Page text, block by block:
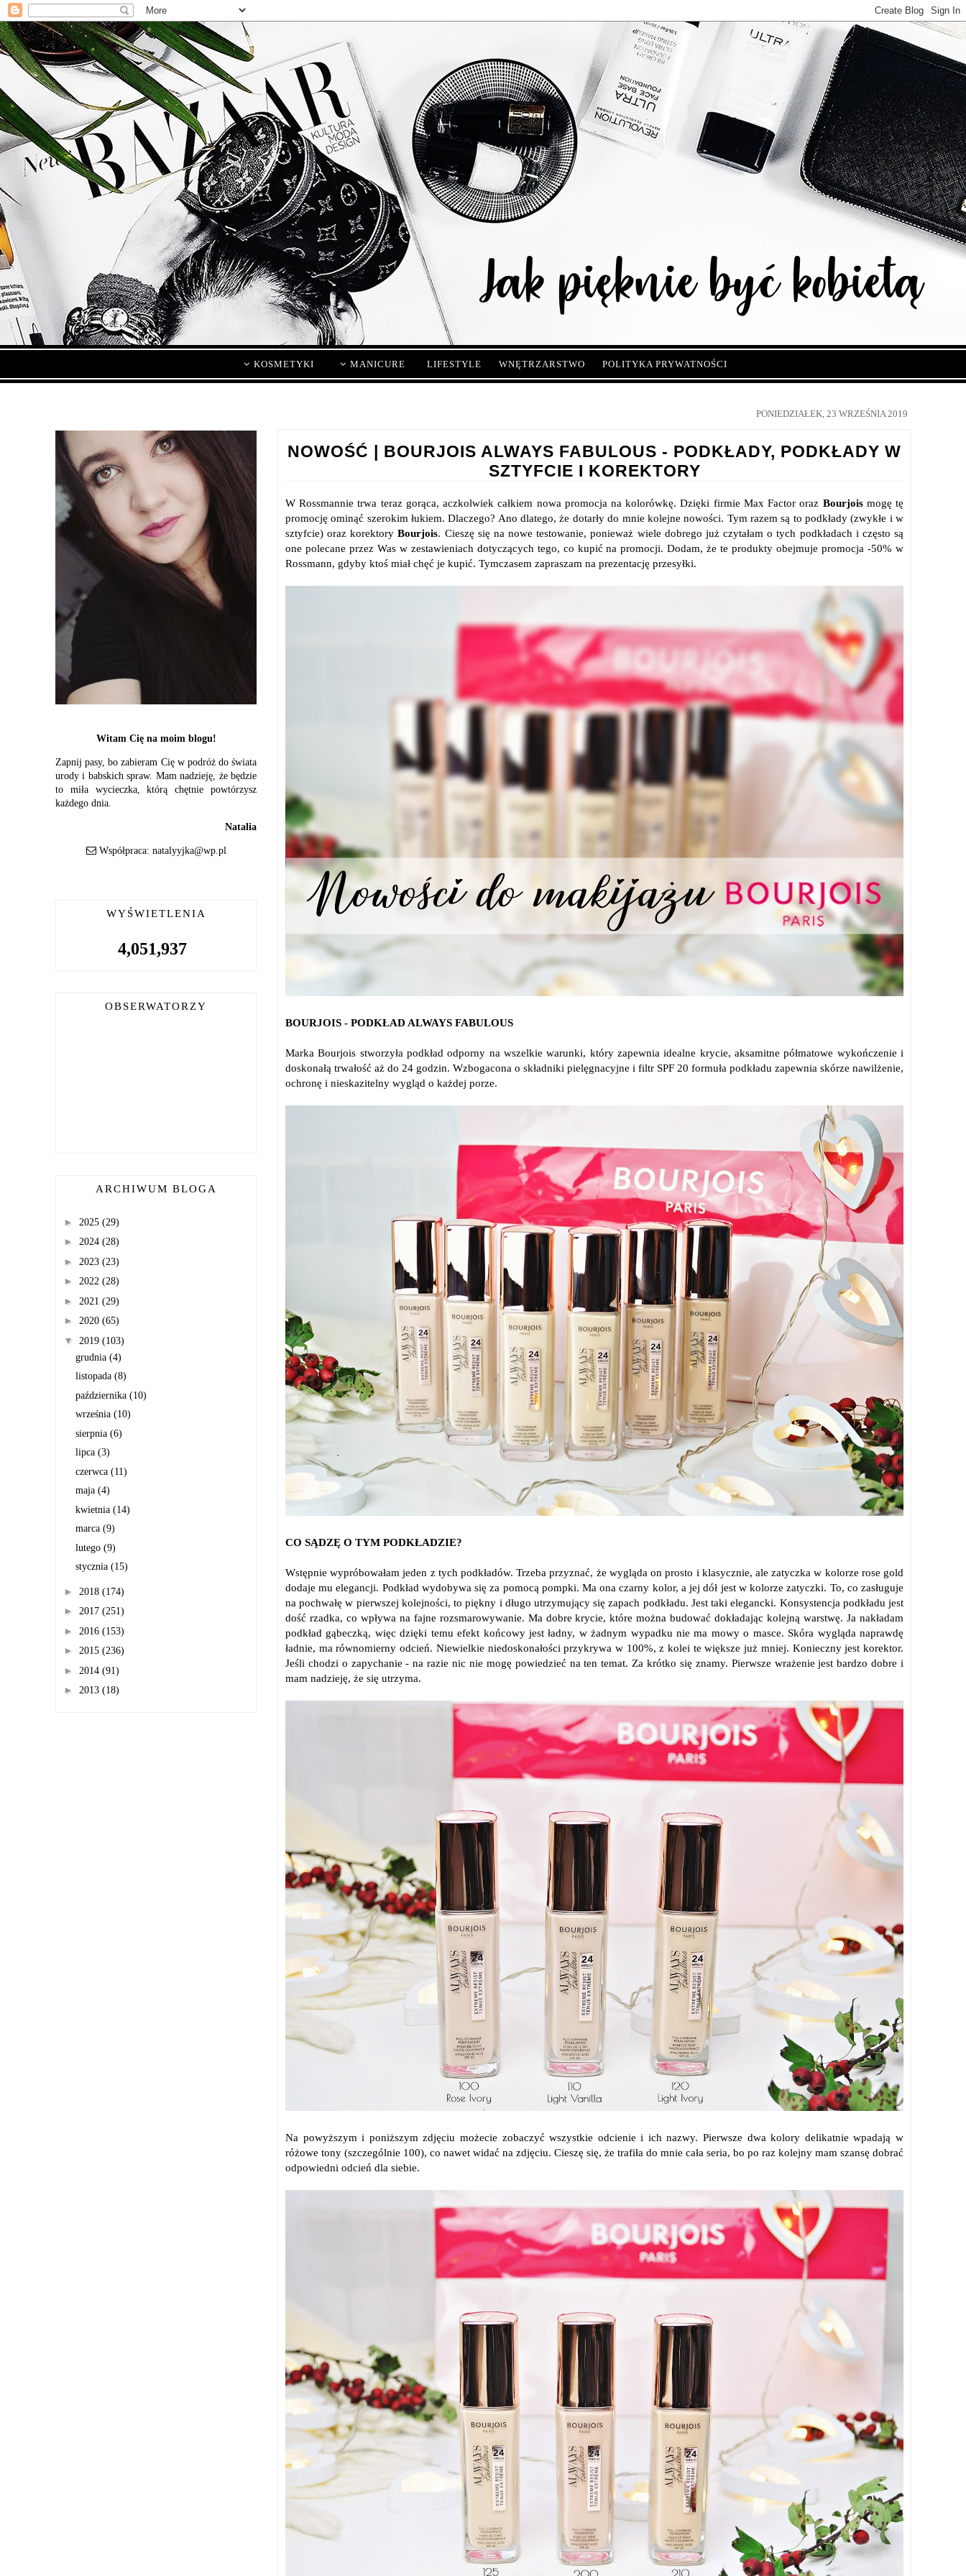
KOSMETYKI MANICURE LIFESTYLE WNĘTRZARSTWO POLITYKA PRYWATNOŚCI
PONIEDZIAŁEK, 23 WRZEŚNIA 2019
NOWOŚĆ | BOURJOIS ALWAYS FABULOUS - PODKŁADY, PODKŁADY W
SZTYFCIE I KOREKTORY
W Rossmannie trwa teraz gorąca, aczkolwiek całkiem nowa promocja na kolorówkę. Dzięki firmie Max Factor oraz Bourjois mogę tę
promocję ominąć szerokim łukiem. Dlaczego? Ano dlatego, że dotarły do mnie kolejne nowości. Tym razem są to podkłady (zwykłe i w
sztyfcie) oraz korektoryBourjois. Cieszę się na nowe testowanie, ponieważ wiele dobrego już czytałam o tych podkładach i często są
one polecane przez Was w zestawieniach dotyczących tego, co kupić na promocji. Dodam, że te produkty obejmuje promocja -50% w
Rossmann, gdyby ktoś miał chęć je kupić. Tymczasem zapraszam na prezentację przesyłki.
BOURJOIS - PODKŁAD ALWAYS FABULOUS
Marka Bourjois stworzyła podkład odporny na wszelkie warunki, który zapewnia idealne krycie, aksamitne półmatowe wykończenie i
doskonałą trwałość aż do 24 godzin. Wzbogacona o składniki pielęgnacyjne i filtr SPF 20 formuła podkładu zapewnia skórze nawilżenie,
ochronę i nieskazitelny wygląd o każdej porze.
CO SĄDZĘ O TYM PODKŁADZIE?
Wstępnie wypróbowałam jeden z tych podkładów. Trzeba przyznać, że wygląda on prosto i klasycznie, ale zatyczka w kolorze rose gold
dodaje mu elegancji. Podkład wydobywa się za pomocą pompki. Ma ona czarny kolor, a jej dół jest w kolorze zatyczki. To, co zasługuje
na pochwałę w pierwszej kolejności, to piękny i długo utrzymujący się zapach podkładu. Jest taki elegancki. Konsystencja podkładu jest
dość rzadka, co wpływa na fajne rozsmarowywanie. Ma dobre krycie, które można budować dokładając kolejną warstwę. Ja nakładam
podkład gąbeczką, więc dzięki temu efekt końcowy jest ładny, w żadnym wypadku nie ma mowy o masce. Skóra wygląda naprawdę
ładnie, ma równomierny odcień. Niewielkie niedoskonałości przykrywa w 100%, z kolei te większe już mniej. Konieczny jest korektor.
Jeśli chodzi o zapychanie - na razie nic nie mogę powiedzieć na ten temat. Za krótko się znamy. Pierwsze wrażenie jest bardzo dobre i
mam nadzieję, że się utrzyma.
Na powyższym i poniższym zdjęciu możecie zobaczyć wszystkie odcienie i ich nazwy. Pierwsze dwa kolory delikatnie wpadają w
różowe tony (szczególnie 100), co nawet widać na zdjęciu. Cieszę się, że trafiła do mnie cała seria, bo po raz kolejny mam szansę dobrać
odpowiedni odcień dla siebie.
Witam Cię na moim blogu!
Zapnij pasy, bo zabieram Cię w podróż do świata
urody i babskich spraw. Mam nadzieję, że będzie
to miła wycieczka, którą chętnie powtórzysz
każdego dnia.
Natalia
Współpraca: natalyyjka@wp.pl
WYŚWIETLENIA
4,051,937
OBSERWATORZY
ARCHIWUM BLOGA
► 2025 (29)
► 2024 (28)
► 2023 (23)
► 2022 (28)
► 2021 (29)
► 2020 (65)
▼ 2019 (103)
grudnia (4)
listopada (8)
października (10)
września (10)
sierpnia (6)
lipca (3)
czerwca (11)
maja (4)
kwietnia (14)
marca (9)
lutego (9)
stycznia (15)
► 2018 (174)
► 2017 (251)
► 2016 (153)
► 2015 (236)
► 2014 (91)
► 2013 (18)